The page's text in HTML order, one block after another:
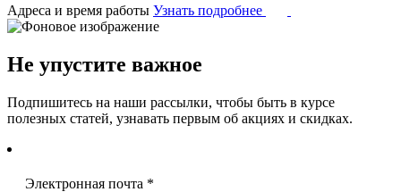
Адреса и время работы Узнать подробнее
Не упустите важное
Подпишитесь на наши рассылки, чтобы быть в курсе
полезных статей, узнавать первым об акциях и скидках.
Электронная почта *